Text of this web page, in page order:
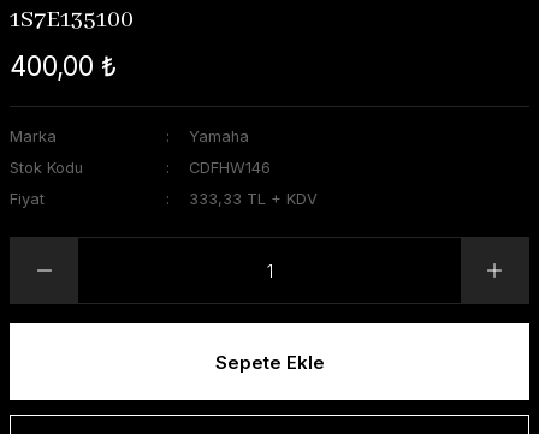
1S7E135100
400,00 ₺
Marka
Yamaha
Stok Kodu
CDFHW146
Fiyat
333,33 TL + KDV
Sepete Ekle